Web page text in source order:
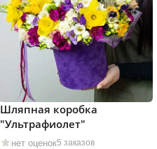
нет оценок5 заказов
Шляпная коробка
"Ультрафиолет"